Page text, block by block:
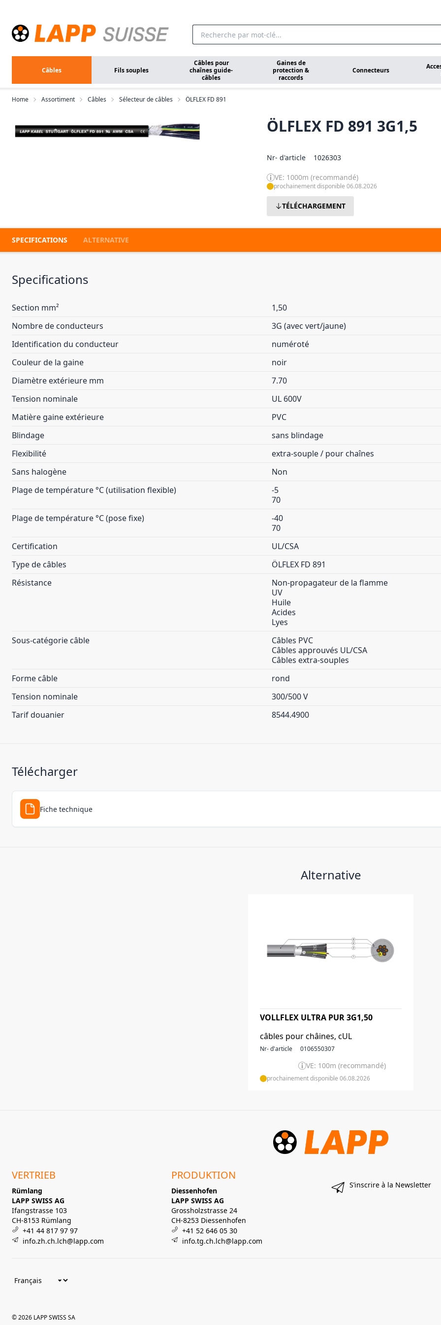
Câbles Fils souples
Câbles pour
chaînes guide-
câbles
Gaines de
protection &
raccords
Connecteurs
Home Assortiment Câbles Sélecteur de câbles ÖLFLEX FD 891
ÖLFLEX FD 891 3G1,5
Nr- d'article 1026303
VE: 1000m (recommandé)
prochainement disponible 06.08.2026
TÉLÉCHARGEMENT
SPECIFICATIONS ALTERNATIVE
Specifications
Section mm²
1,50
Nombre de conducteurs
3G (avec vert/jaune)
Identification du conducteur
numéroté
Couleur de la gaine
noir
Diamètre extérieure mm
7.70
Tension nominale
UL 600V
Matière gaine extérieure
PVC
Blindage
sans blindage
Flexibilité
extra-souple / pour chaînes
Sans halogène
Non
Plage de température °C (utilisation flexible)
-5
70
Plage de température °C (pose fixe)
-40
70
Certification
UL/CSA
Type de câbles
ÖLFLEX FD 891
Résistance
Non-propagateur de la flamme
UV
Huile
Acides
Lyes
Sous-catégorie câble
Câbles PVC
Câbles approuvés UL/CSA
Câbles extra-souples
Forme câble
rond
Tension nominale
300/500 V
Tarif douanier
8544.4900
Télécharger
Fiche technique
Alternative
VOLLFLEX ULTRA PUR 3G1,50
câbles pour châines, cUL
Nr- d'article 0106550307
VE: 100m (recommandé)
prochainement disponible 06.08.2026
VERTRIEB
Rümlang
LAPP SWISS AG
Ifangstrasse 103
CH-8153 Rümlang
+41 44 817 97 97
info.zh.ch.lch@lapp.com
PRODUKTION
Diessenhofen
LAPP SWISS AG
Grossholzstrasse 24
CH-8253 Diessenhofen
+41 52 646 05 30
info.tg.ch.lch@lapp.com
S’inscrire à la Newsletter
© 2026 LAPP SWISS SA